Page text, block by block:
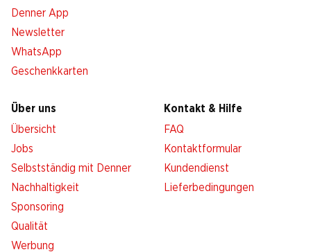
Denner App
Newsletter
WhatsApp
Geschenkkarten
Über uns
Übersicht
Jobs
Selbstständig mit Denner
Nachhaltigkeit
Sponsoring
Qualität
Werbung
Kontakt & Hilfe
FAQ
Kontaktformular
Kundendienst
Lieferbedingungen